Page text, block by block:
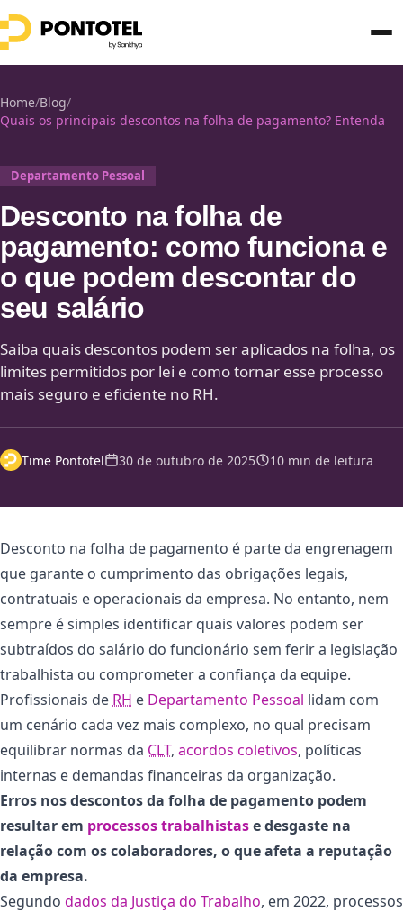
Home/Blog/
Quais os principais descontos na folha de pagamento? Entenda
Departamento Pessoal
Desconto na folha de
pagamento: como funciona e
o que podem descontar do
seu salário
Saiba quais descontos podem ser aplicados na folha, os
limites permitidos por lei e como tornar esse processo
mais seguro e eficiente no RH.
Time Pontotel 30 de outubro de 2025 10 min de leitura
Desconto na folha de pagamento é parte da engrenagem
que garante o cumprimento das obrigações legais,
contratuais e operacionais da empresa. No entanto, nem
sempre é simples identificar quais valores podem ser
subtraídos do salário do funcionário sem ferir a legislação
trabalhista ou comprometer a confiança da equipe.
Profissionais de RH e Departamento Pessoal lidam com
um cenário cada vez mais complexo, no qual precisam
equilibrar normas da CLT, acordos coletivos, políticas
internas e demandas financeiras da organização.
Erros nos descontos da folha de pagamento podem
resultar em processos trabalhistase desgaste na
relação com os colaboradores, o que afeta a reputação
da empresa.
Segundo dados da Justiça do Trabalho, em 2022, processos